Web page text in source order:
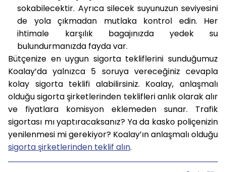
sokabilecektir. Ayrıca silecek suyunuzun seviyesini
de yola çıkmadan mutlaka kontrol edin. Her
ihtimale karşılık bagajınızda yedek su
bulundurmanızda fayda var.
Bütçenize en uygun sigorta tekliflerini sunduğumuz
Koalay’da yalnızca 5 soruya vereceğiniz cevapla
kolay sigorta teklifi alabilirsiniz. Koalay, anlaşmalı
olduğu sigorta şirketlerinden teklifleri anlık olarak alır
ve fiyatlara komisyon eklemeden sunar. Trafik
sigortası mı yaptıracaksanız? Ya da kasko poliçenizin
yenilenmesi mi gerekiyor? Koalay’ın anlaşmalı olduğu
sigorta şirketlerinden teklif alın.